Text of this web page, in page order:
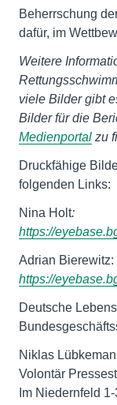
Beherrschung
dafür, im
Weitere
viele Bilder gibt
Bilder für die
Medienportal zu
Druckfähige
folgenden Links:
Nina Holt:
https://
Adrian Bierewitz:
https://
Deutsche
Niklas
Volontär
Im Niedernfeld